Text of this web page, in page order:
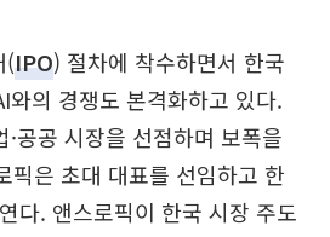
(IPO) 절차에 착수하면서 한국
와의 경쟁도 본격화하고 있다.
공공 시장을 선점하며 보폭을
픽은 초대 대표를 선임하고 한
다. 앤스로픽이 한국 시장 주도